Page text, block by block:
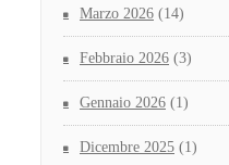
Marzo 2026 (14)
Febbraio 2026 (3)
Gennaio 2026 (1)
Dicembre 2025 (1)